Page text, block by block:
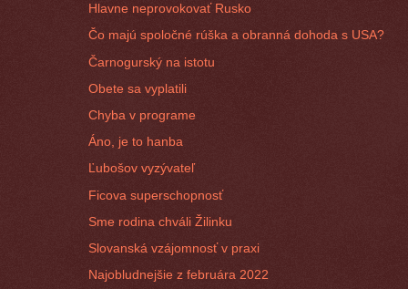
Hlavne neprovokovať Rusko
Čo majú spoločné rúška a obranná dohoda s USA?
Čarnogurský na istotu
Obete sa vyplatili
Chyba v programe
Áno, je to hanba
Ľubošov vyzývateľ
Ficova superschopnosť
Sme rodina chváli Žilinku
Slovanská vzájomnosť v praxi
Najobludnejšie z februára 2022